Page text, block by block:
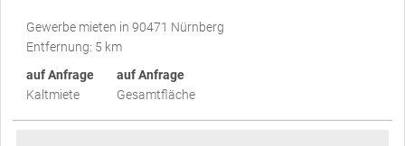
Gewerbe mieten in 90471 Nürnberg
Entfernung: 5 km
auf Anfrage
Kaltmiete
auf Anfrage
Gesamtfläche